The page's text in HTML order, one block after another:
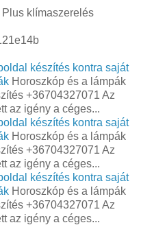
klímaszerelés
készítés kontra saját
Horoszkóp és a lámpák
+36704327071 Az
az igény a céges...
készítés kontra saját
Horoszkóp és a lámpák
+36704327071 Az
az igény a céges...
készítés kontra saját
Horoszkóp és a lámpák
+36704327071 Az
az igény a céges...